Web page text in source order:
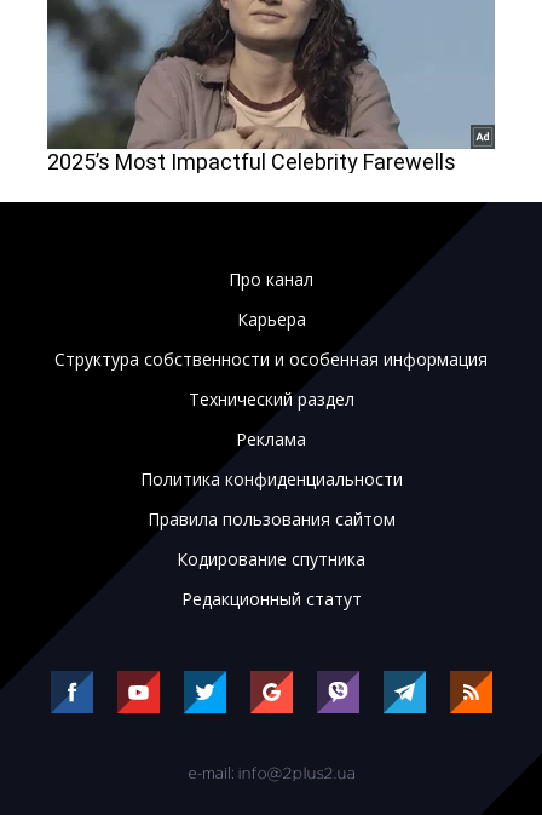
Про канал
Карьера
Структура собственности и особенная информация
Технический раздел
Реклама
Политика конфиденциальности
Правила пользования сайтом
Кодирование спутника
Редакционный статут
e-mail: